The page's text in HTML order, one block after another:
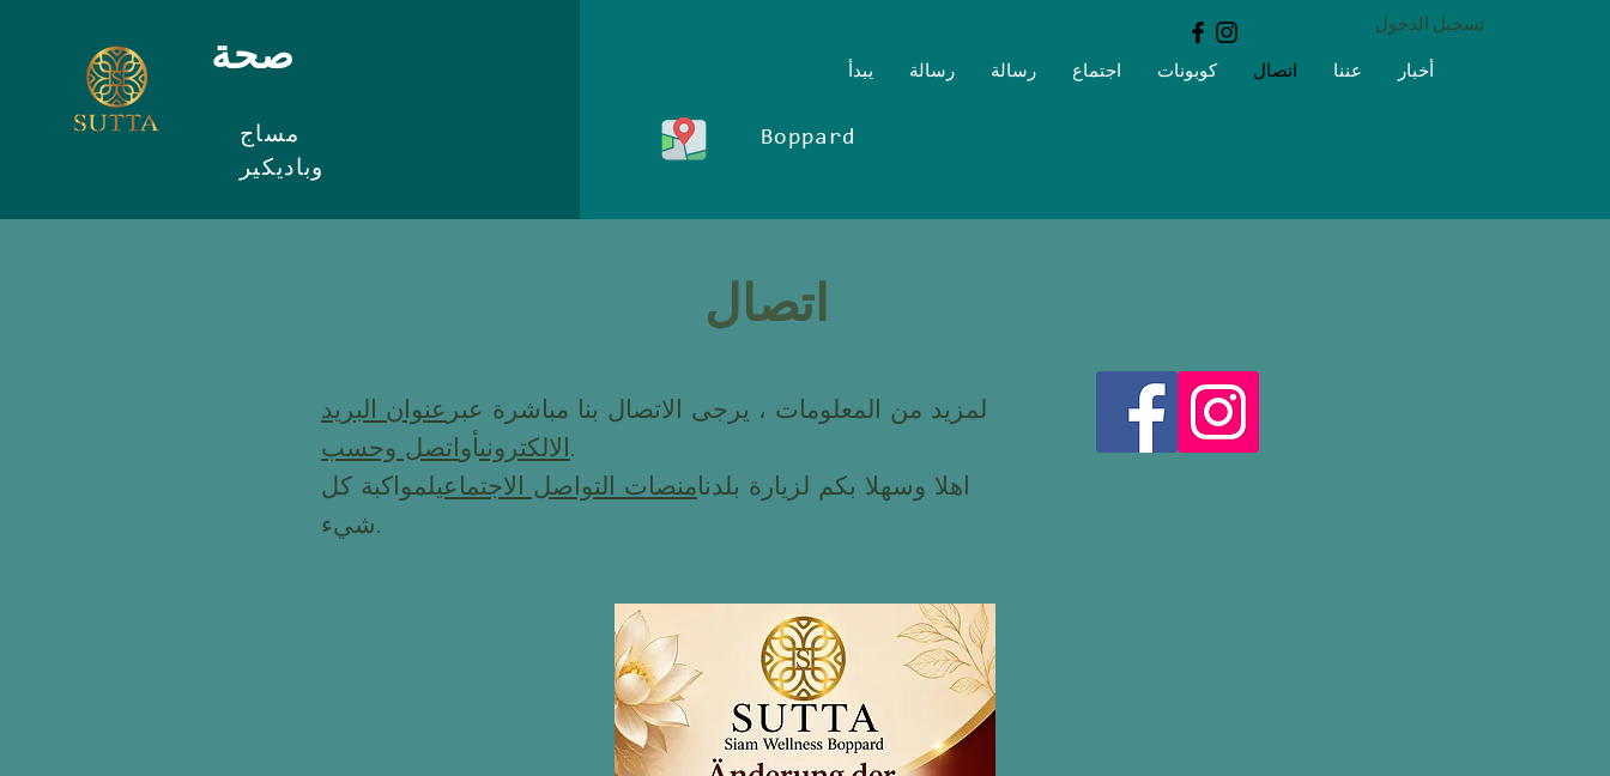
صحة
مساج
وباديكير
تسجيل الدخول
يبدأ رسالة رسالة اجتماع كوبونات اتصال عننا أخبار
Boppard
اتصال
لمزيد من المعلومات ، يرجى الاتصال بنا مباشرة عبر عنوان البريد
الالكترونىأواتصل وحسب
.
اهلا وسهلا بكم لزيارة بلدنامنصات التواصل الاجتماعيلمواكبة كل
شيء.